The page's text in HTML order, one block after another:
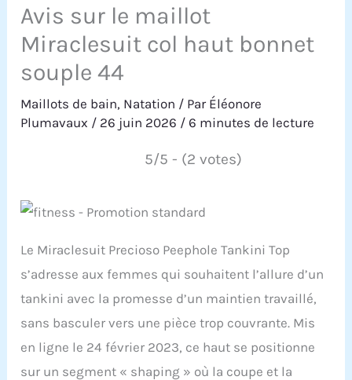
Avis sur le maillot
Miraclesuit col haut bonnet
souple 44
Maillots de bain, Natation / Par Éléonore
Plumavaux / 26 juin 2026 /6 minutes de lecture
5/5 - (2 votes)
Le Miraclesuit Precioso Peephole Tankini Top
s’adresse aux femmes qui souhaitent l’allure d’un
tankini avec la promesse d’un maintien travaillé,
sans basculer vers une pièce trop couvrante. Mis
en ligne le 24 février 2023, ce haut se positionne
sur un segment « shaping » où la coupe et la